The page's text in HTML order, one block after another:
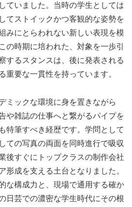
ていました。当時の学生としては
てストイックかつ客観的な姿勢を
みにとらわれない新しい表現を模
の時期に培われた、対象を一歩引
するスタンスは、後に発表される
重要な一貫性を持っています。
ミックな環境に身を置きながら
や雑誌の仕事へと繋がるパイプを
特筆すべき経歴です。学問として
ての写真の両面を同時進行で吸収
後すぐにトップクラスの制作会社
形成を支える土台となりました。
な構成力と、現場で通用する確か
日芸での濃密な学生時代にその根